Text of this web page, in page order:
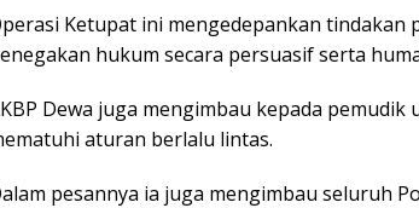
Ketupat ini mengedepankan
hukum secara persuasif serta
Dewa juga mengimbau kepada
aturan berlalu lintas.
pesannya ia juga mengimbau seluruh